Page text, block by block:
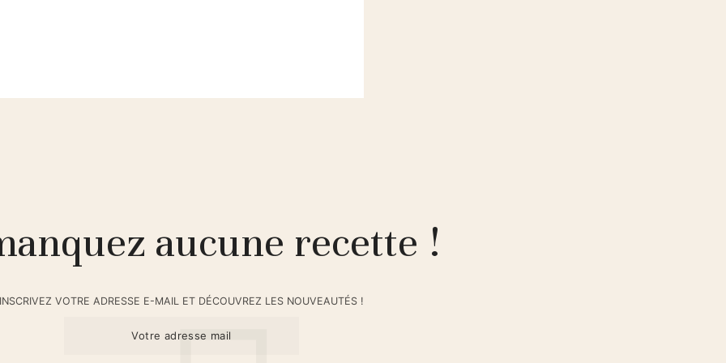
aucune recette !
INSCRIVEZ VOTRE ADRESSE E-MAIL ET DÉCOUVREZ LES NOUVEAUTÉS !